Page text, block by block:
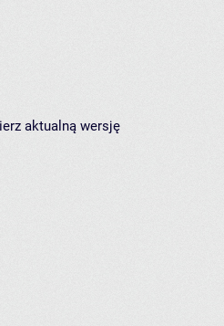
aktualną wersję